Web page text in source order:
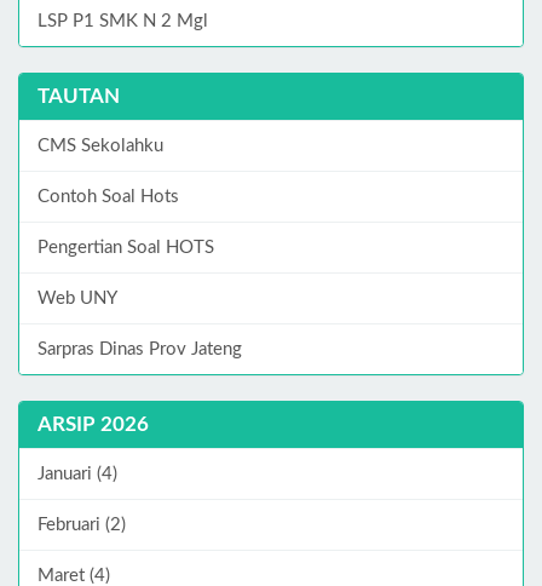
LSP P1 SMK N 2 Mgl
TAUTAN
CMS Sekolahku
Contoh Soal Hots
Pengertian Soal HOTS
Web UNY
Sarpras Dinas Prov Jateng
ARSIP 2026
Januari (4)
Februari (2)
Maret (4)